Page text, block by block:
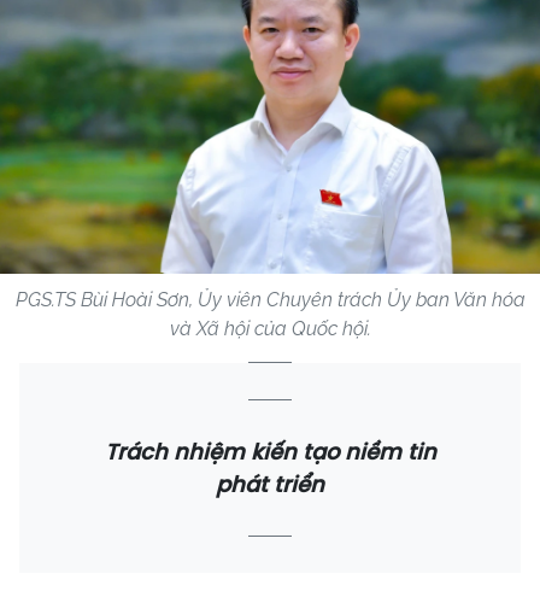
PGS.TS Bùi Hoài Sơn, Ủy viên Chuyên trách Ủy ban Văn hóa
và Xã hội của Quốc hội.
Trách nhiệm kiến tạo niềm tin
phát triển